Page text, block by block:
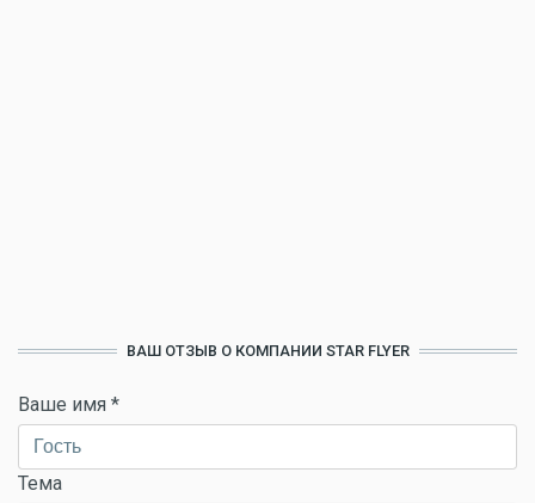
ВАШ ОТЗЫВ О КОМПАНИИ STAR FLYER
Ваше имя *
Тема